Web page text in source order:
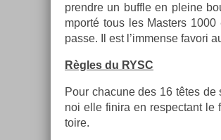
pre­ndre un buffle en pleine
mporté tous les Mast­ers
passe. Il est l’im­mense favori
Règles du RYSC
Pour chacune des 16 têtes
noi elle fin­ira en re­spec­tant le
toire.